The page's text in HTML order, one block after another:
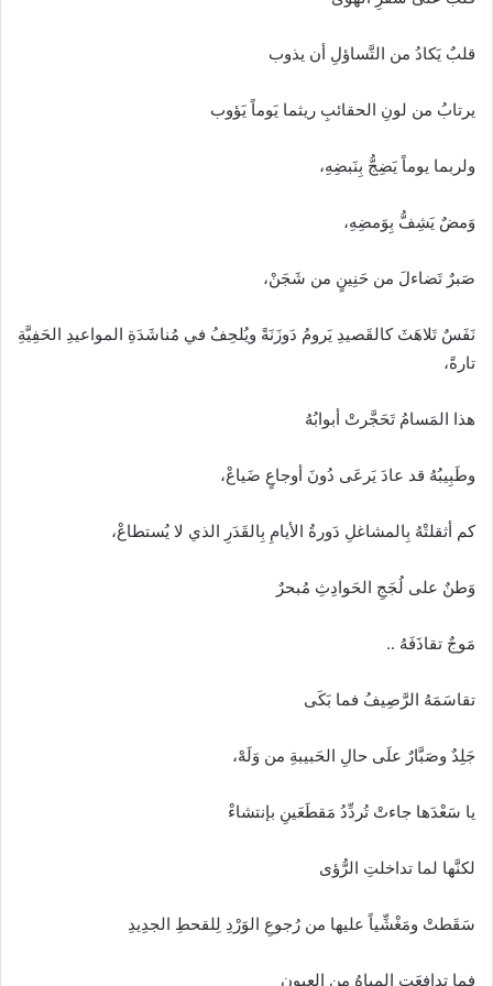
قلبٌ يَكادُ من التَّساؤلِ أن يذوب
يرتابُ من لونِ الحقائبِ ريثما يَوماً يَؤوب
ولربما يوماً يَضِجُّ بِنَبضِهِ،
وَمضٌ يَشِفُّ بِوَمضِهِ،
صَبرٌ تَضاءلَ من حَنِينٍ من شَجَنْ،
نَفَسٌ تَلاهَثَ كالقَصيدِ يَرومُ دَوزَنَةً ويُلحِفُ في مُناشَدَةِ المواعيدِ الحَفِيَّةِ
تارةً،
هذا المَسامُ تَحَجَّرتْ أبوابُهُ
وطَبِيبُهُ قد عادَ يَرعَى دُونَ أوجاعٍ ضَياعْ،
كم أثقلتْهُ بِالمشاغلِ دَورةُ الأيامِ بِالقَدَرِ الذي لا يُستطاعْ،
وَطنٌ على لُجَجِ الحَوادِثِ مُبحرٌ
مَوجٌ تقاذَفَهُ ..
تقاسَمَهُ الرَّصِيفُ فما بَكَى
جَلِدٌ وصَبَّارٌ علَى حالِ الحَبيبةِ من وَلَهْ،
يا سَعْدَها جاءتْ تُردِّدُ مَقطَعَينِ بإنتشاءْ
لكنَّها لما تداخلتِ الرُّؤى
سَقَطتْ ومَغْشِّياً عليها من رُجوعِ الوَرْدِ لِلقحطِ الجدِيدِ
فما تدافعَتِ المياهُ من العيونِ